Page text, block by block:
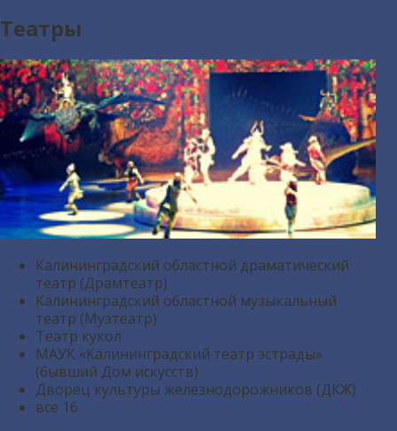
Театры
Калининградский областной драматический
театр (Драмтеатр)
Калининградский областной музыкальный
театр (Музтеатр)
Театр кукол
МАУК «Калининградский театр эстрады»
(бывший Дом искусств)
Дворец культуры железнодорожников (ДКЖ)
все 16